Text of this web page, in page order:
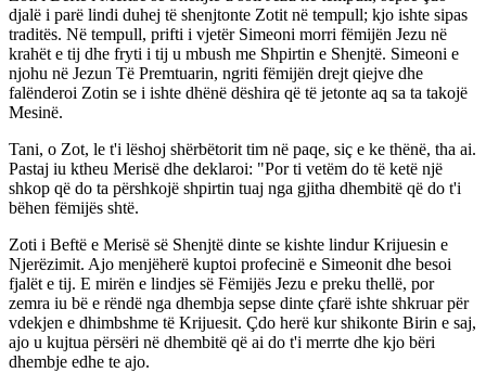
djalë i parë lindi duhej të shenjtonte Zotit në tempull; kjo ishte sipas
traditës. Në tempull, prifti i vjetër Simeoni morri fëmijën Jezu në
krahët e tij dhe fryti i tij u mbush me Shpirtin e Shenjtë. Simeoni e
njohu në Jezun Të Premtuarin, ngriti fëmijën drejt qiejve dhe
falënderoi Zotin se i ishte dhënë dëshira që të jetonte aq sa ta takojë
Mesinë.
Tani, o Zot, le t'i lëshoj shërbëtorit tim në paqe, siç e ke thënë, tha ai.
Pastaj iu ktheu Merisë dhe deklaroi: "Por ti vetëm do të ketë një
shkop që do ta përshkojë shpirtin tuaj nga gjitha dhembitë që do t'i
bëhen fëmijës shtë.
Zoti i Beftë e Merisë së Shenjtë dinte se kishte lindur Krijuesin e
Njerëzimit. Ajo menjëherë kuptoi profecinë e Simeonit dhe besoi
fjalët e tij. E mirën e lindjes së Fëmijës Jezu e preku thellë, por
zemra iu bë e rëndë nga dhembja sepse dinte çfarë ishte shkruar për
vdekjen e dhimbshme të Krijuesit. Çdo herë kur shikonte Birin e saj,
ajo u kujtua përsëri në dhembitë që ai do t'i merrte dhe kjo bëri
dhembje edhe te ajo.